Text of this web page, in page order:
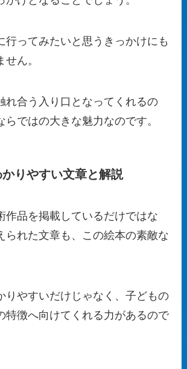
行ってみたいと思うきっかけにも
ん。
れ合う入り口となってくれるの
らではの大きな魅力なのです。
りやすい文章と解説
作品を掲載しているだけではな
られた文章も、この絵本の素敵な
りやすいだけじゃなく、子どもの
特徴へ向けてくれる力があるので